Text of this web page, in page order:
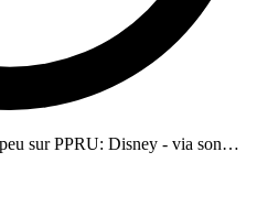
sur PPRU: Disney - via son…